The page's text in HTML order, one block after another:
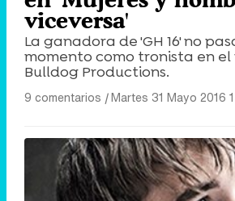
viceversa'
La ganadora de 'GH 16' no
momento como tronista en
Bulldog Productions.
9 comentarios |Martes 31 Mayo 2016